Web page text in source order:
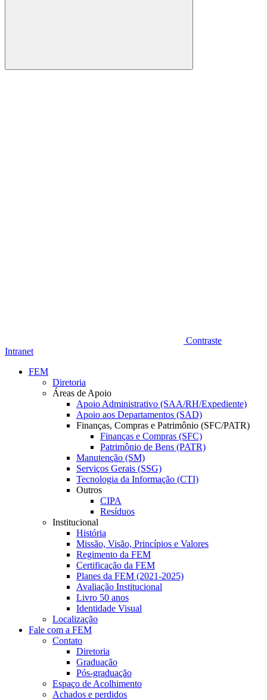
Buscar
Contraste
Intranet
FEM
Diretoria
Áreas de Apoio
Apoio Administrativo (SAA/RH/Expediente)
Apoio aos Departamentos (SAD)
Finanças, Compras e Patrimônio (SFC/PATR)
Finanças e Compras (SFC)
Patrimônio de Bens (PATR)
Manutenção (SM)
Serviços Gerais (SSG)
Tecnologia da Informação (CTI)
Outros
CIPA
Resíduos
Institucional
História
Missão, Visão, Princípios e Valores
Regimento da FEM
Certificação da FEM
Planes da FEM (2021-2025)
Avaliação Institucional
Livro 50 anos
Identidade Visual
Localização
Fale com a FEM
Contato
Diretoria
Graduação
Pós-graduação
Espaço de Acolhimento
Achados e perdidos